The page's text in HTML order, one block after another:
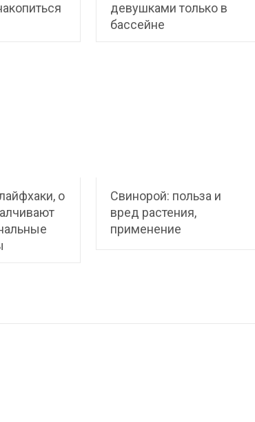
девушками только в
бассейне
о
Свинорой: польза и
вред растения,
применение